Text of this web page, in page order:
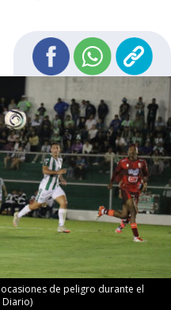
de peligro durante el